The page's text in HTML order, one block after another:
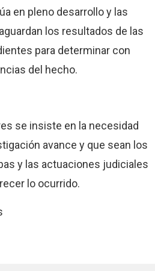
en pleno desarrollo y las
los resultados de las
para determinar con
del hecho.
se insiste en la necesidad
avance y que sean los
y las actuaciones judiciales
lo ocurrido.